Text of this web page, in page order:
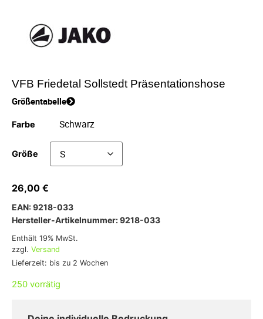
VFB Friedetal Sollstedt Präsentationshose
Größentabelle
Farbe
Größe
26,00 €
EAN: 9218-033
Hersteller-Artikelnummer: 9218-033
Enthält 19% MwSt.
zzgl. Versand
Lieferzeit: bis zu 2 Wochen
250 vorrätig